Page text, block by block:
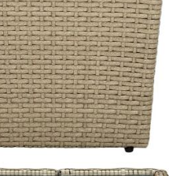
Tweet